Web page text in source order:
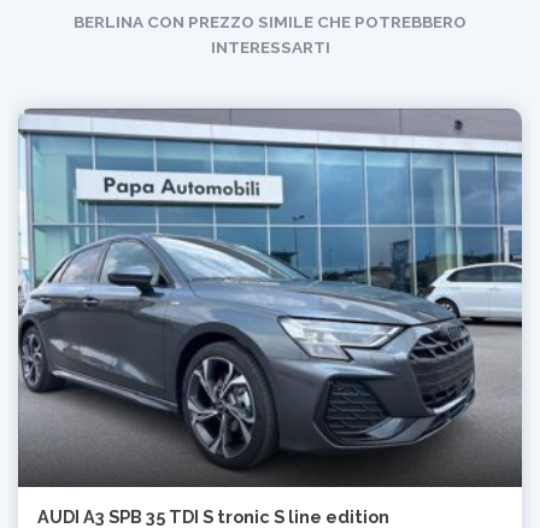
BERLINA CON PREZZO SIMILE CHE POTREBBERO
INTERESSARTI
AUDI A3 SPB 35 TDI S tronic S line edition